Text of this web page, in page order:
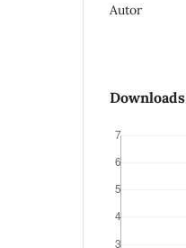
Autor
Downloads